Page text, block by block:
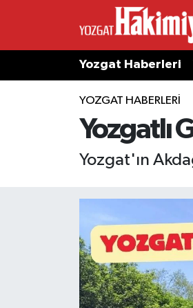
Yozgat Haberleri
YOZGAT HABERLERI
Yozgatlı
Yozgat'ın